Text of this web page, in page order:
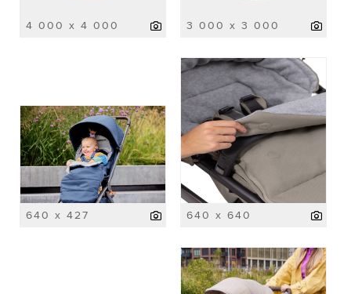
4 000 x 4 000 3 000 x 3 000
640 x 427 640 x 640